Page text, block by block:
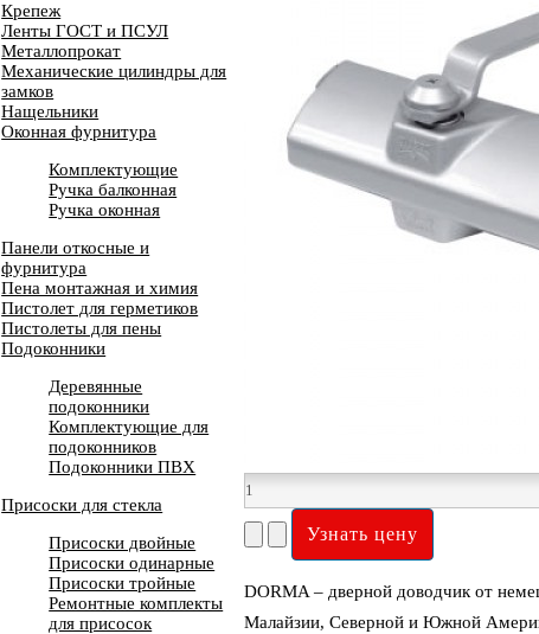
Крепеж
Ленты ГОСТ и ПСУЛ
Металлопрокат
Механические цилиндры для
замков
Нащельники
Оконная фурнитура
Комплектующие
Ручка балконная
Ручка оконная
Панели откосные и
фурнитура
Пена монтажная и химия
Пистолет для герметиков
Пистолеты для пены
Подоконники
Деревянные
подоконники
Комплектующие для
подоконников
Подоконники ПВХ
Присоски для стекла
Присоски двойные
Присоски одинарные
Присоски тройные
Ремонтные комплекты
для присосок
DORMA – дверной доводчик от
Малайзии, Северной и Южной